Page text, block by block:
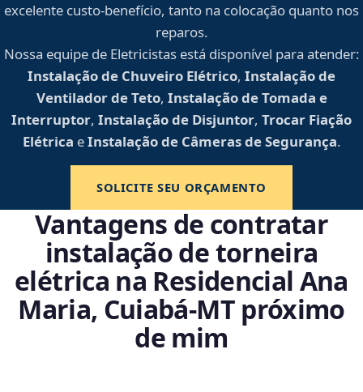
excelente custo-benefício, tanto na colocação quanto nos
reparos.
Nossa equipe de Eletricistas está disponível para atender:
Instalação de Chuveiro Elétrico, Instalação de
Ventilador de Teto, Instalação de Tomada e
Interruptor, Instalação de Disjuntor, Trocar Fiação
Elétrica eInstalação de Câmeras de Segurança.
SOLICITE SEU ORÇAMENTO
Vantagens de contratar
instalação de torneira
elétrica na Residencial Ana
Maria, Cuiabá‑MT próximo
de mim